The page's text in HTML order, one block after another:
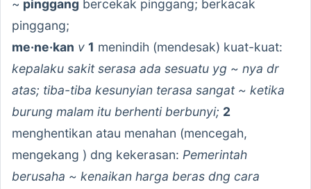
~ pinggang bercekak pinggang; berkacak
pinggang;
me·ne·kan v 1 menindih (mendesak) kuat-kuat:
kepalaku sakit serasa ada sesuatu yg ~ nya dr
atas; tiba-tiba kesunyian terasa sangat ~ ketika
burung malam itu berhenti berbunyi; 2
menghentikan atau menahan (mencegah,
mengekang ) dng kekerasan: Pemerintah
berusaha ~ kenaikan harga beras dng cara